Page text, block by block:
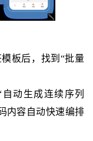
板后，找到“批量
动生成连续序列
内容自动快速编排